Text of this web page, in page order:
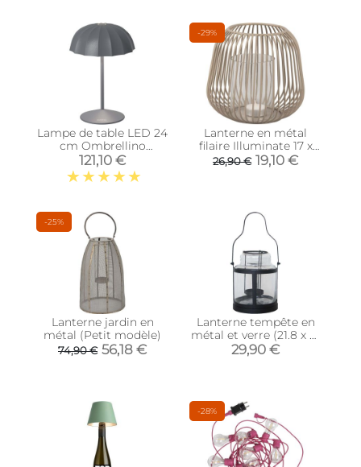
Lampe de table LED 24
cm Ombrellino
(Anthracite)
121,10 €
-29%
Lanterne en métal
filaire Illuminate 17 x
15.5 cm (Gris foncé)
26,90 € 19,10 €
-25%
Lanterne jardin en
métal (Petit modèle)
74,90 € 56,18 €
Lanterne tempête en
métal et verre (21.8 x 21
x 21.9 cm)
29,90 €
-28%